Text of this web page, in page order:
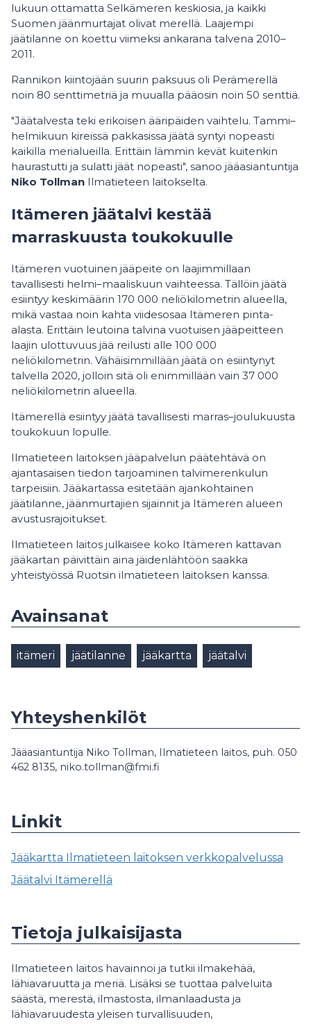
lukuun ottamatta Selkämeren keskiosia, ja kaikki
Suomen jäänmurtajat olivat merellä. Laajempi
jäätilanne on koettu viimeksi ankarana talvena 2010–
2011.
Rannikon kiintojään suurin paksuus oli Perämerellä
noin 80 senttimetriä ja muualla pääosin noin 50 senttiä.
"Jäätalvesta teki erikoisen ääripäiden vaihtelu. Tammi–
helmikuun kireissä pakkasissa jäätä syntyi nopeasti
kaikilla merialueilla. Erittäin lämmin kevät kuitenkin
haurastutti ja sulatti jäät nopeasti", sanoo jääasiantuntija
Niko Tollman Ilmatieteen laitokselta.
Itämeren jäätalvi kestää
marraskuusta toukokuulle
Itämeren vuotuinen jääpeite on laajimmillaan
tavallisesti helmi–maaliskuun vaihteessa. Tällöin jäätä
esiintyy keskimäärin 170 000 neliökilometrin alueella,
mikä vastaa noin kahta viidesosaa Itämeren pinta-
alasta. Erittäin leutoina talvina vuotuisen jääpeitteen
laajin ulottuvuus jää reilusti alle 100 000
neliökilometrin. Vähäisimmillään jäätä on esiintynyt
talvella 2020, jolloin sitä oli enimmillään vain 37 000
neliökilometrin alueella.
Itämerellä esiintyy jäätä tavallisesti marras–joulukuusta
toukokuun lopulle.
Ilmatieteen laitoksen jääpalvelun päätehtävä on
ajantasaisen tiedon tarjoaminen talvimerenkulun
tarpeisiin. Jääkartassa esitetään ajankohtainen
jäätilanne, jäänmurtajien sijainnit ja Itämeren alueen
avustusrajoitukset.
Ilmatieteen laitos julkaisee koko Itämeren kattavan
jääkartan päivittäin aina jäidenlähtöön saakka
yhteistyössä Ruotsin ilmatieteen laitoksen kanssa.
Avainsanat
itämeri jäätilanne jääkartta jäätalvi
Yhteyshenkilöt
Jääasiantuntija Niko Tollman, Ilmatieteen laitos, puh. 050
462 8135, niko.tollman@fmi.fi
Linkit
Jääkartta Ilmatieteen laitoksen verkkopalvelussa
Jäätalvi Itämerellä
Tietoja julkaisijasta
Ilmatieteen laitos havainnoi ja tutkii ilmakehää,
lähiavaruutta ja meriä. Lisäksi se tuottaa palveluita
säästä, merestä, ilmastosta, ilmanlaadusta ja
lähiavaruudesta yleisen turvallisuuden,